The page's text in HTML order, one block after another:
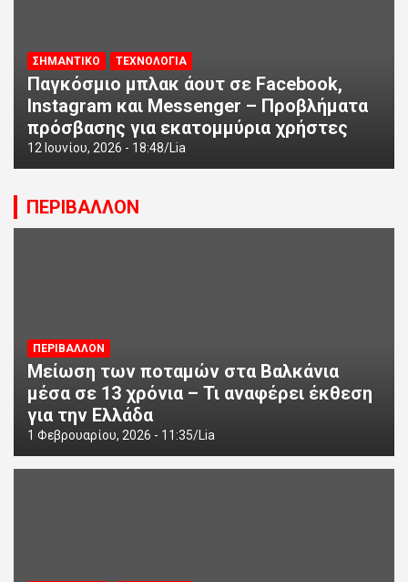
ΣΗΜΑΝΤΙΚΟ ΤΕΧΝΟΛΟΓΙΑ
Παγκόσμιο μπλακ άουτ σε Facebook,
Instagram και Messenger – Προβλήματα
πρόσβασης για εκατομμύρια χρήστες
12 Ιουνίου, 2026 - 18:48 Lia
ΠΕΡΙΒΑΛΛΟΝ
ΠΕΡΙΒΑΛΛΟΝ
Μείωση των ποταμών στα Βαλκάνια
μέσα σε 13 χρόνια – Τι αναφέρει έκθεση
για την Ελλάδα
1 Φεβρουαρίου, 2026 - 11:35 Lia